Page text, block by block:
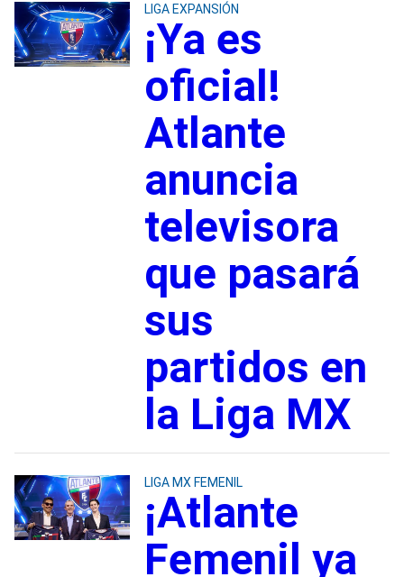
LIGA EXPANSIÓN
¡Ya es
oficial!
Atlante
anuncia
televisora
que pasará
sus
partidos en
la Liga MX
LIGA MX FEMENIL
¡Atlante
Femenil ya